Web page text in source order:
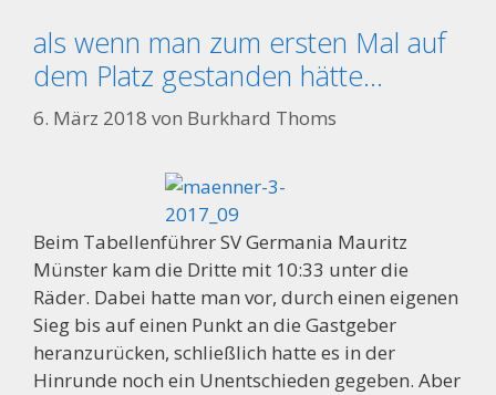
als wenn man zum ersten Mal auf
dem Platz gestanden hätte…
6. März 2018 von Burkhard Thoms
Beim Tabellenführer SV Germania Mauritz
Münster kam die Dritte mit 10:33 unter die
Räder. Dabei hatte man vor, durch einen eigenen
Sieg bis auf einen Punkt an die Gastgeber
heranzurücken, schließlich hatte es in der
Hinrunde noch ein Unentschieden gegeben. Aber